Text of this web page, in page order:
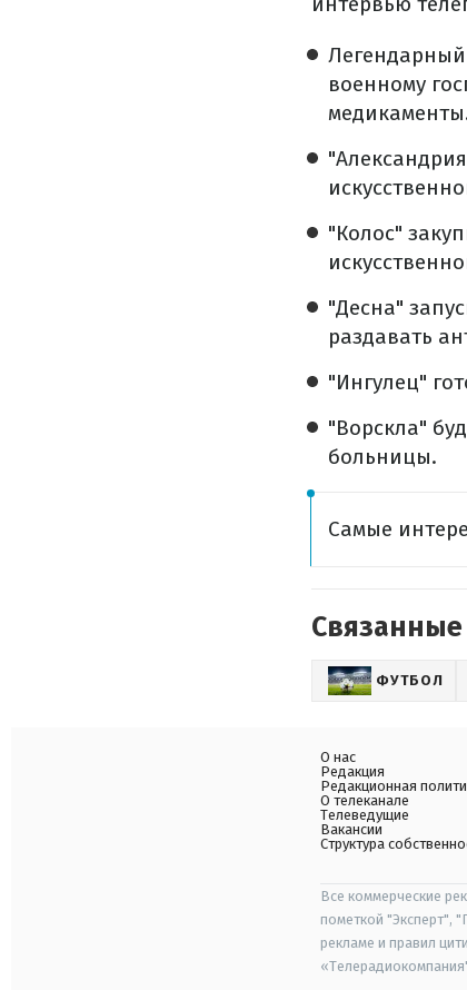
военному
"Колос"
"Десна"
раздавать
"Ингулец"
"Ворскла"
больницы.
Самые
ФУТБОЛ
О нас
Редакция
Редакционная
О телеканале
Телеведущие
Вакансии
Структура
Все коммерческие
пометкой "Эксперт",
рекламе и правил